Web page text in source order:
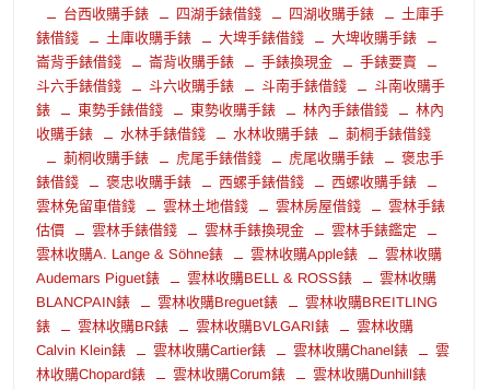
台西收購手錶
四湖手錶借錢 四湖收購手錶
土庫手
錶借錢
土庫收購手錶 大埤手錶借錢
大埤收購手錶
崙背手錶借錢
崙背收購手錶 手錶換現金
手錶要賣
斗六手錶借錢
斗六收購手錶 斗南手錶借錢
斗南收購手
錶
東勢手錶借錢 東勢收購手錶 林內手錶借錢
林內
收購手錶
水林手錶借錢 水林收購手錶
莿桐手錶借錢
莿桐收購手錶
虎尾手錶借錢 虎尾收購手錶
褒忠手
錶借錢
褒忠收購手錶 西螺手錶借錢
西螺收購手錶
雲林免留車借錢
雲林土地借錢 雲林房屋借錢
雲林手錶
估價
雲林手錶借錢 雲林手錶換現金
雲林手錶鑑定
雲林收購A. Lange & Söhne錶
雲林收購Apple錶
雲林收購
Audemars Piguet錶
雲林收購BELL & ROSS錶
雲林收購
BLANCPAIN錶
雲林收購Breguet錶
雲林收購BREITLING
錶
雲林收購BR錶 雲林收購BVLGARI錶
雲林收購
Calvin Klein錶
雲林收購Cartier錶 雲林收購Chanel錶
雲
林收購Chopard錶
雲林收購Corum錶
雲林收購Dunhill錶